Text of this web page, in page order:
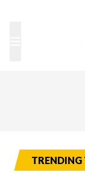
TRENDING